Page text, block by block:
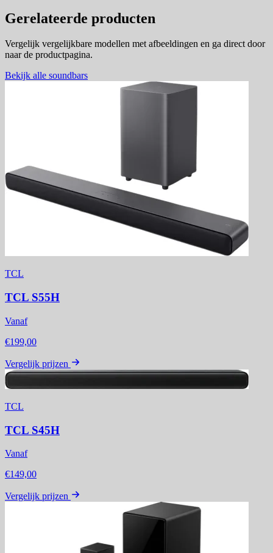
Gerelateerde producten
Vergelijk vergelijkbare modellen met afbeeldingen en ga direct door
naar de productpagina.
Bekijk alle soundbars
TCL
TCL S55H
Vanaf
€199,00
Vergelijk prijzen
TCL
TCL S45H
Vanaf
€149,00
Vergelijk prijzen